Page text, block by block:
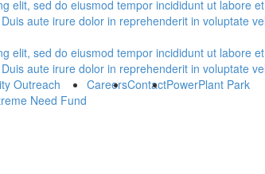
elit, sed do eiusmod tempor incididunt ut labore
aute irure dolor in reprehenderit in voluptate
elit, sed do eiusmod tempor incididunt ut labore
aute irure dolor in reprehenderit in voluptate
Outreach
Need Fund
CareersContactPowerPlant Park